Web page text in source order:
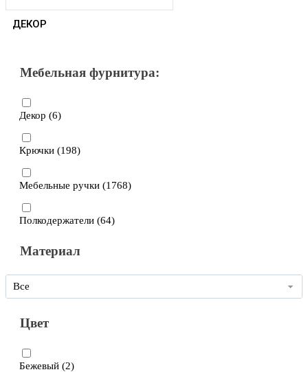
ДЕКОР
Мебельная фурнитура:
Декор (6)
Крючки (198)
Мебельные ручки (1768)
Полкодержатели (64)
Материал
Все
Цвет
Бежевый (2)